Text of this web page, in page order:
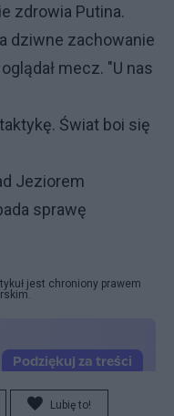
zdrowia Putina.
dziwne zachowanie
mecz. "U nas
Świat boi się
Jeziorem
sprawę
jest chroniony prawem
Lubię to!